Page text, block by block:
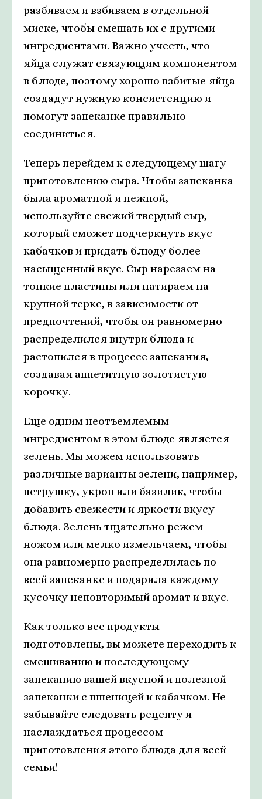
разбиваем и взбиваем в отдельной
миске, чтобы смешать их с другими
ингредиентами. Важно учесть, что
яйца служат связующим компонентом
в блюде, поэтому хорошо взбитые яйца
создадут нужную консистенцию и
помогут запеканке правильно
соединиться.
Теперь перейдем к следующему шагу -
приготовлению сыра. Чтобы запеканка
была ароматной и нежной,
используйте свежий твердый сыр,
который сможет подчеркнуть вкус
кабачков и придать блюду более
насыщенный вкус. Сыр нарезаем на
тонкие пластины или натираем на
крупной терке, в зависимости от
предпочтений, чтобы он равномерно
распределился внутри блюда и
растопился в процессе запекания,
создавая аппетитную золотистую
корочку.
Еще одним неотъемлемым
ингредиентом в этом блюде является
зелень. Мы можем использовать
различные варианты зелени, например,
петрушку, укроп или базилик, чтобы
добавить свежести и яркости вкусу
блюда. Зелень тщательно режем
ножом или мелко измельчаем, чтобы
она равномерно распределилась по
всей запеканке и подарила каждому
кусочку неповторимый аромат и вкус.
Как только все продукты
подготовлены, вы можете переходить к
смешиванию и последующему
запеканию вашей вкусной и полезной
запеканки с пшеницей и кабачком. Не
забывайте следовать рецепту и
наслаждаться процессом
приготовления этого блюда для всей
семьи!